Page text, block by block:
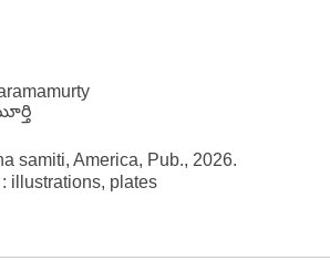
samiti, America, Pub., 2026.
illustrations, plates